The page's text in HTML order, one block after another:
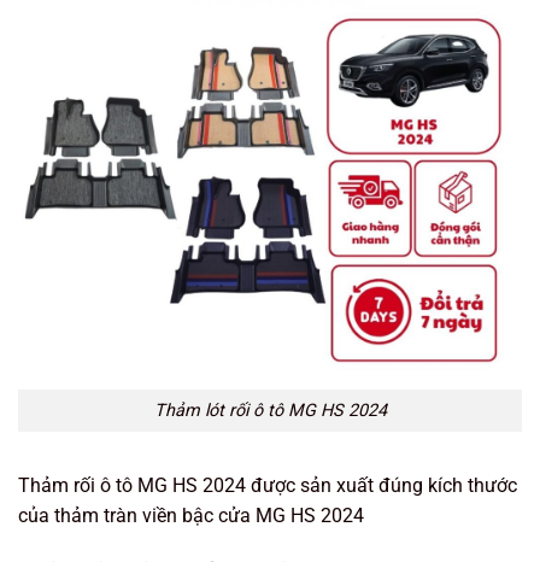
Thảm lót rối ô tô MG HS 2024
Thảm rối ô tô MG HS 2024 được sản xuất đúng kích thước
của thảm tràn viền bậc cửa MG HS 2024